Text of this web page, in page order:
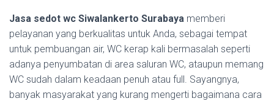
Jasa sedot wc Siwalankerto Surabaya memberi
pelayanan yang berkualitas untuk Anda, sebagai tempat
untuk pembuangan air, WC kerap kali bermasalah seperti
adanya penyumbatan di area saluran WC, ataupun memang
WC sudah dalam keadaan penuh atau full. Sayangnya,
banyak masyarakat yang kurang mengerti bagaimana cara